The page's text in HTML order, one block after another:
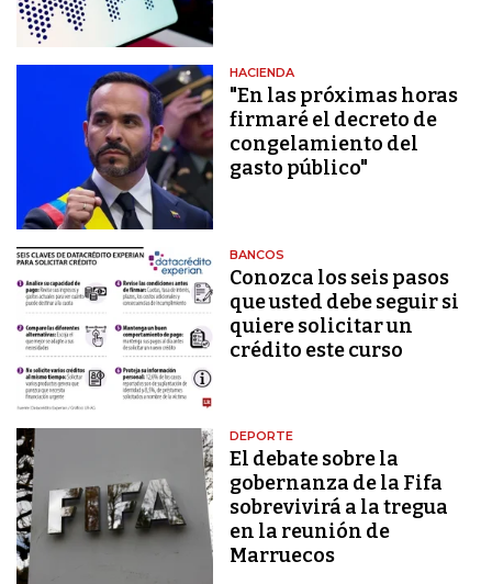
HACIENDA
"En las próximas horas
firmaré el decreto de
congelamiento del
gasto público"
BANCOS
Conozca los seis pasos
que usted debe seguir si
quiere solicitar un
crédito este curso
DEPORTE
El debate sobre la
gobernanza de la Fifa
sobrevivirá a la tregua
en la reunión de
Marruecos